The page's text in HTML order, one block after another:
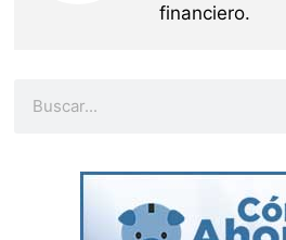
financiero.